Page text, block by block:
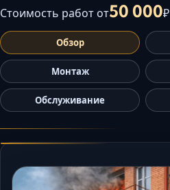
Стоимость работ от50 000₽
Обзор
Монтаж
Обслуживание